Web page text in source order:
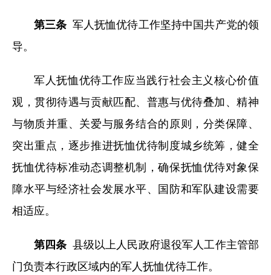
第三条 军人抚恤优待工作坚持中国共产党的领
导。
军人抚恤优待工作应当践行社会主义核心价值
观，贯彻待遇与贡献匹配、普惠与优待叠加、精神
与物质并重、关爱与服务结合的原则，分类保障、
突出重点，逐步推进抚恤优待制度城乡统筹，健全
抚恤优待标准动态调整机制，确保抚恤优待对象保
障水平与经济社会发展水平、国防和军队建设需要
相适应。
第四条 县级以上人民政府退役军人工作主管部
门负责本行政区域内的军人抚恤优待工作。